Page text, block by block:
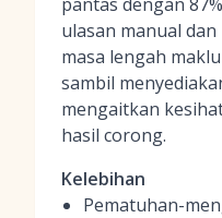
ulasan manual
masa lengah
sambil
mengaitkan
hasil corong.
Kelebihan
Pematuhan-